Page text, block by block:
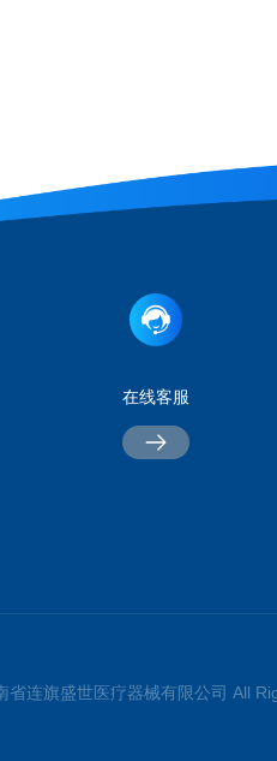
在线客服
省连旗盛世医疗器械有限公司 All